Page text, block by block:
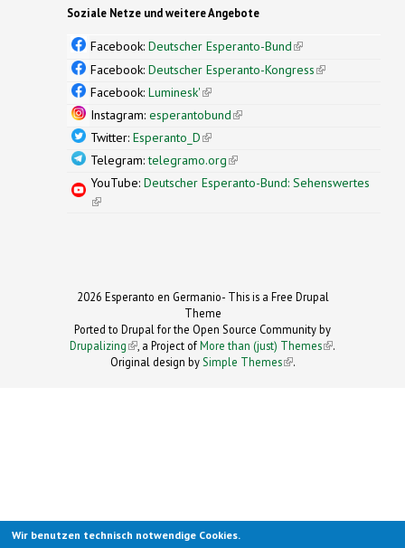
Soziale Netze und weitere Angebote
Facebook: Deutscher Esperanto-Bund(link is
external)
Facebook: Deutscher Esperanto-Kongress(link is
Facebook: Luminesk'(link is external)
Instagram: esperantobund(link is external)
Twitter: Esperanto_D(link is external)
Telegram:telegramo.org(link is external)
YouTube: Deutscher Esperanto-Bund: Sehenswertes
(link is external)
2026 Esperanto en Germanio- This is a Free Drupal
Theme
Ported to Drupal for the Open Source Community by
Drupalizing(link is external)
, a Project ofMore than (just) Themes (link is
.
Original design by Simple Themes
(link is
.
Wir benutzen technisch notwendige Cookies.